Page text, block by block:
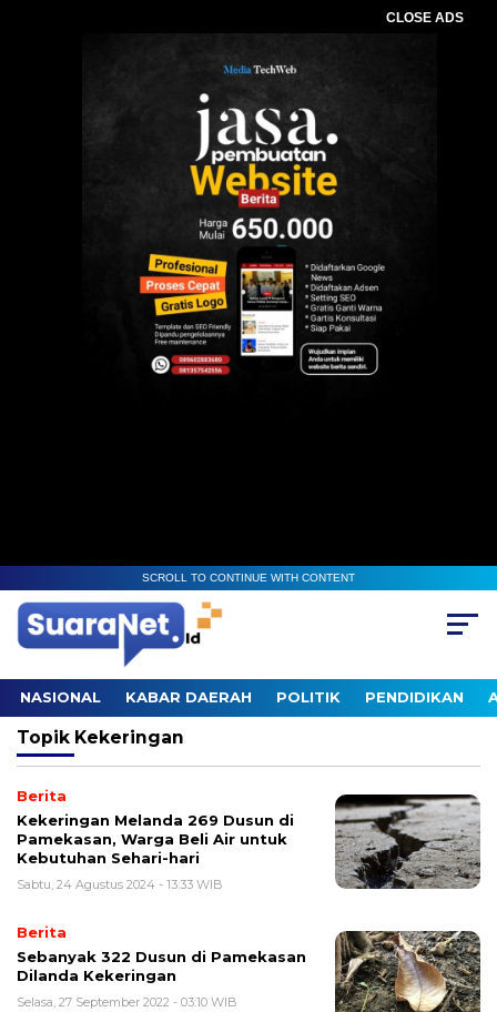
CLOSE ADS
SCROLL TO CONTINUE WITH CONTENT
NASIONAL KABAR DAERAH POLITIK PENDIDIKAN
Topik Kekeringan
Berita
Kekeringan Melanda 269 Dusun di
Pamekasan, Warga Beli Air untuk
Kebutuhan Sehari-hari
Sabtu, 24 Agustus 2024 - 13:33 WIB
Berita
Sebanyak 322 Dusun di Pamekasan
Dilanda Kekeringan
Selasa, 27 September 2022 - 03:10 WIB